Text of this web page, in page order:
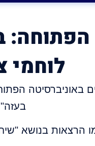
לוחמי
הרצאות בנושא